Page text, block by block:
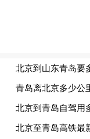
现资源互补与
宁马线的开
伸到了“同城